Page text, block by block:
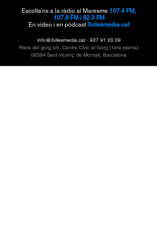
Escolta'ns a la ràdio al Maresme 107.4 FM,
107.8 FM i 92.3 FM
En vídeo i en pòdcast 3vilesmedia.cat
info@3vilesmedia.cat· 937 91 20 09
Riera del gorg s/n, Centre Civic el Gorg (1era planta)
08394 Sant Vicenç de Montalt, Barcelona